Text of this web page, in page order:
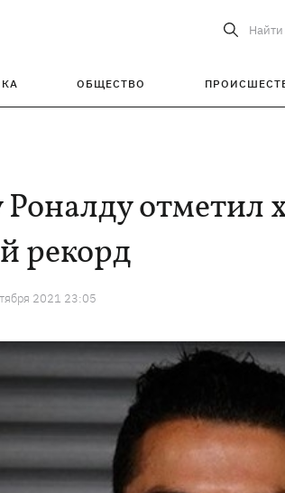
Найти
ОБЩЕСТВО
отметил
рекорд
2021 23:05